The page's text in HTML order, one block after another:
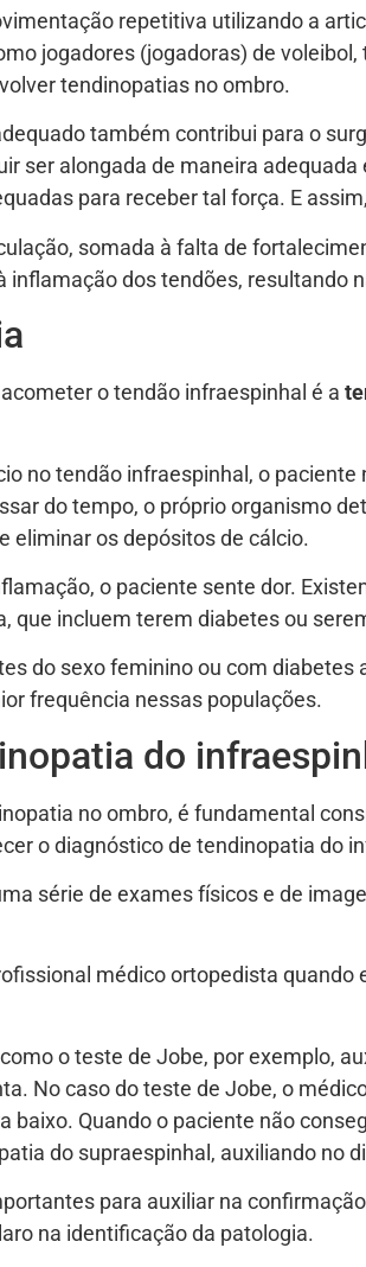
repetitiva utilizando a
jogadores (jogadoras) de
tendinopatias no ombro.
também contribui para o
ser alongada de maneira
para receber tal força. E
somada à falta de
inflamação dos tendões, resultando
o tendão infraespinhal é a
no tendão infraespinhal, o
do tempo, o próprio organismo
eliminar os depósitos de cálcio.
o paciente sente dor.
que incluem terem diabetes ou
do sexo feminino ou com
frequência nessas populações.
do
no ombro, é fundamental
o diagnóstico de tendinopatia do
série de exames físicos e de
médico ortopedista
o teste de Jobe, por exemplo,
No caso do teste de Jobe, o
baixo. Quando o paciente não
do supraespinhal, auxiliando no
para auxiliar na
na identificação da patologia.